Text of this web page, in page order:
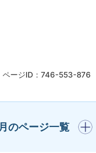
ページID：746-553-876
のページ一覧